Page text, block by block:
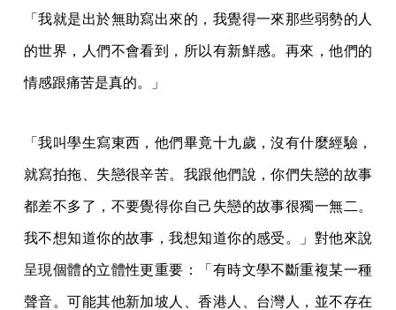
「我就是出於無助寫出來的，我覺得一來那些弱勢的人
的世界，人們不會看到，所以有新鮮感。再來，他們的
情感跟痛苦是真的。」
「我叫學生寫東西，他們畢竟十九歲，沒有什麼經驗，
就寫拍拖、失戀很辛苦。我跟他們說，你們失戀的故事
都差不多了，不要覺得你自己失戀的故事很獨一無二。
我不想知道你的故事，我想知道你的感受。」對他來說
呈現個體的立體性更重要：「有時文學不斷重複某一種
聲音。可能其他新加坡人、香港人、台灣人，並不存在